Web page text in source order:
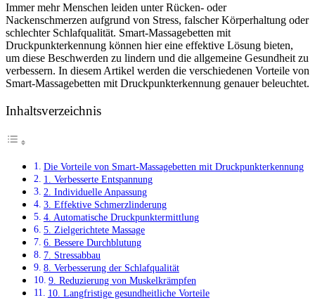
Immer mehr Menschen leiden unter Rücken- oder
Nackenschmerzen aufgrund von Stress, falscher Körperhaltung oder
schlechter Schlafqualität. Smart-Massagebetten mit
Druckpunkterkennung können hier eine effektive Lösung bieten,
um diese Beschwerden zu lindern und die allgemeine Gesundheit zu
verbessern. In diesem Artikel werden die verschiedenen Vorteile von
Smart-Massagebetten mit Druckpunkterkennung genauer beleuchtet.
Inhaltsverzeichnis
Die Vorteile von Smart-Massagebetten mit Druckpunkterkennung
1. Verbesserte Entspannung
2. Individuelle Anpassung
3. Effektive Schmerzlinderung
4. Automatische Druckpunktermittlung
5. Zielgerichtete Massage
6. Bessere Durchblutung
7. Stressabbau
8. Verbesserung der Schlafqualität
9. Reduzierung von Muskelkrämpfen
10. Langfristige gesundheitliche Vorteile